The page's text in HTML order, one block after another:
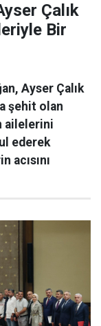
Çalık
Bir
Ayser Çalık
şehit olan
ailelerini
ederek
acısını